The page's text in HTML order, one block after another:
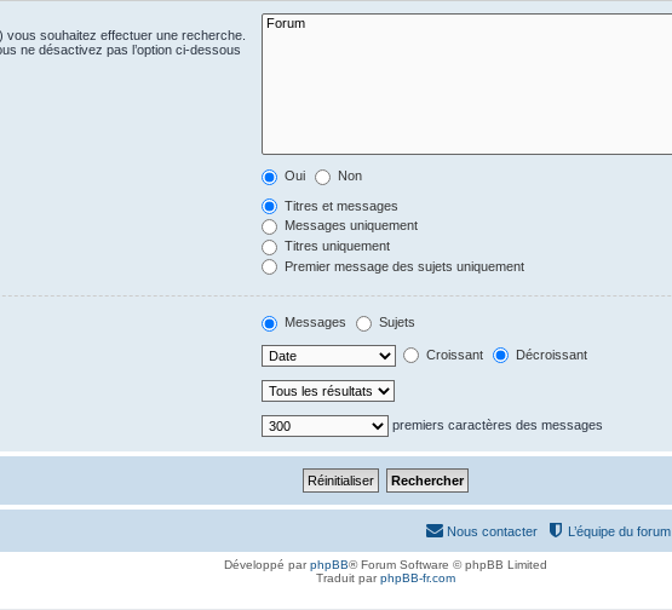
souhaitez effectuer une recherche.
ne désactivez pas l’option ci-dessous
Oui Non
Titres et messages
Messages uniquement
Titres uniquement
Premier message des sujets uniquement
Messages Sujets
Croissant Décroissant
premiers caractères des messages
L’équipe du forum
Nous contacter
Développé parphpBB® Forum Software © phpBB Limited
Traduit parphpBB-fr.com